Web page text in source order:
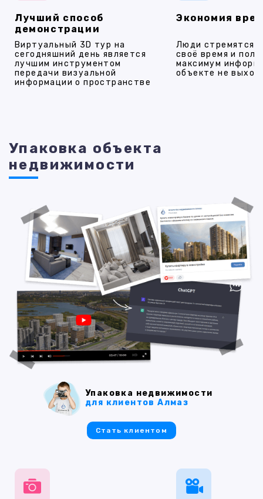
Лучший способ
демонстрации
Виртуальный 3D тур на
сегодняшний день является
лучшим инструментом
передачи визуальной
информации о пространстве
Экономия
Люди стремятся
своё время и
максимум
объекте не
Упаковка объекта
недвижимости
Упаковка недвижимости
для клиентов Алмаз
Стать клиентом